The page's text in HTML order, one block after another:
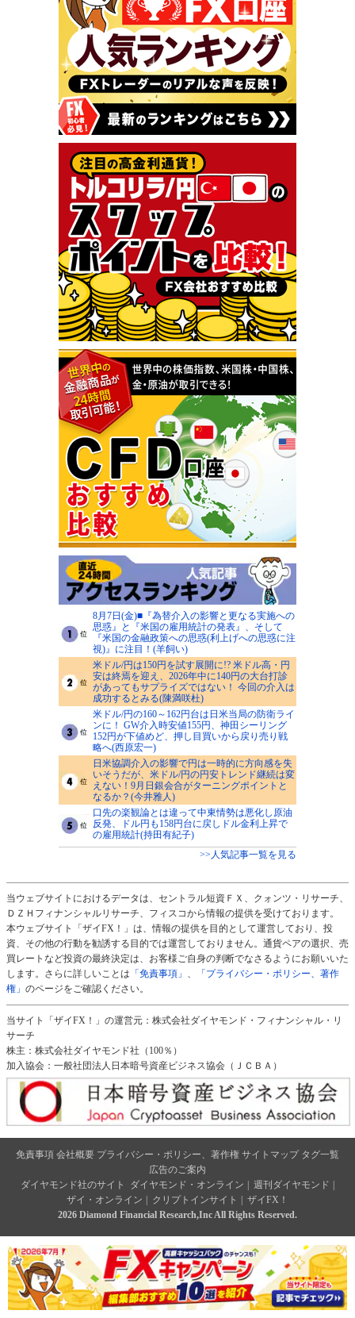
8月7日(金)■『為替介入の影響と更なる実施への
思惑』と『米国の雇用統計の発表』、そして
『米国の金融政策への思惑(利上げへの思惑に注
視)』に注目！(羊飼い)
米ドル/円は150円を試す展開に!? 米ドル高・円
安は終焉を迎え、2026年中に140円の大台打診
があってもサプライズではない！ 今回の介入は
成功するとみる(陳満咲杜)
米ドル/円の160～162円台は日米当局の防衛ライ
ンに！ GW介入時安値155円、神田シーリング
152円が下値めど、押し目買いから戻り売り戦
略へ(西原宏一)
日米協調介入の影響で円は一時的に方向感を失
いそうだが、米ドル/円の円安トレンド継続は変
えない！9月日銀会合がターニングポイントと
なるか？(今井雅人)
口先の楽観論とは違って中東情勢は悪化し原油
反発、ドル円も158円台に戻しドル金利上昇で
の雇用統計(持田有紀子)
>>人気記事一覧を見る
当ウェブサイトにおけるデータは、セントラル短資ＦＸ、クォンツ・リサーチ、
ＤＺＨフィナンシャルリサーチ、フィスコから情報の提供を受けております。
本ウェブサイト「ザイFX！」は、情報の提供を目的として運営しており、投
資、その他の行動を勧誘する目的では運営しておりません。通貨ペアの選択、売
買レートなど投資の最終決定は、お客様ご自身の判断でなさるようにお願いいた
します。さらに詳しいことは 「免責事項」 、
「プライバシー・ポリシー、著作
権」 のページをご確認ください。
当サイト「ザイFX！」の運営元：株式会社ダイヤモンド・フィナンシャル・リ
サーチ
株主：株式会社ダイヤモンド社（100％）
加入協会：一般社団法人日本暗号資産ビジネス協会（ＪＣＢＡ）
免責事項 会社概要 プライバシー・ポリシー、著作権 サイトマップ タグ一覧
広告のご案内
ダイヤモンド社のサイト
ダイヤモンド・オンライン 週刊ダイヤモンド
ザイ・オンライン
クリプトインサイト
ザイFX！
2026 Diamond Financial Research,Inc All Rights Reserved.